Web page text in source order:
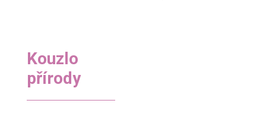
Kouzlo
přírody